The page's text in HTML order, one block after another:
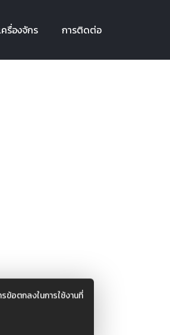
อตกลงในการใช้งานที่
ครื่องจักร การติดต่อ
เครื่องจักร